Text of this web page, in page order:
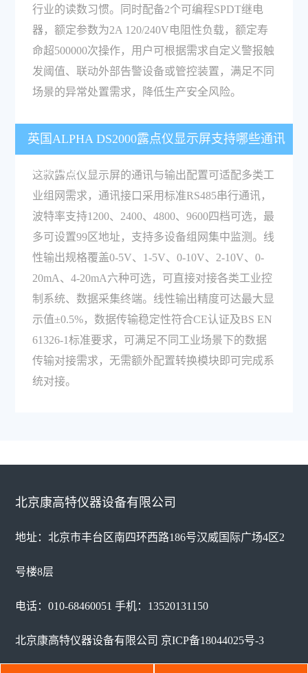
行业的读数习惯。同时配备2个可编程SPDT继电
器，额定参数为2A 120/240V电阻性负载，额定寿
命超500000次操作，用户可根据需求自定义警报触
发阈值、联动外部告警设备或管控装置，满足不同
场景的异常处置需求，降低生产安全风险。
英国ALPHA DS2000露点仪显示屏支持哪些通讯
和输出规格？
这款露点仪显示屏的通讯与输出配置可适配多类工
业组网需求，通讯接口采用标准RS485串行通讯，
波特率支持1200、2400、4800、9600四档可选，最
多可设置99区地址，支持多设备组网集中监测。线
性输出规格覆盖0-5V、1-5V、0-10V、2-10V、0-
20mA、4-20mA六种可选，可直接对接各类工业控
制系统、数据采集终端。线性输出精度可达最大显
示值±0.5%，数据传输稳定性符合CE认证及BS EN
61326-1标准要求，可满足不同工业场景下的数据
传输对接需求，无需额外配置转换模块即可完成系
统对接。
北京康高特仪器设备有限公司
地址：北京市丰台区南四环西路186号汉威国际广场4区2
号楼8层
电话：010-68460051 手机：13520131150
北京康高特仪器设备有限公司 京ICP备18044025号-3